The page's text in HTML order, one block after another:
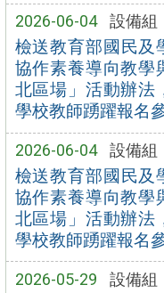
2026-06-04 設備組
檢送教育部國民及
協作素養導向教學
北區場」活動辦法
學校教師踴躍報名
2026-06-04 設備組
檢送教育部國民及
協作素養導向教學
北區場」活動辦法
學校教師踴躍報名
2026-05-29 設備組